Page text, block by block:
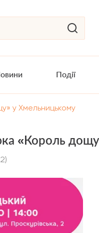
Події
у Хмельницькому
«Король